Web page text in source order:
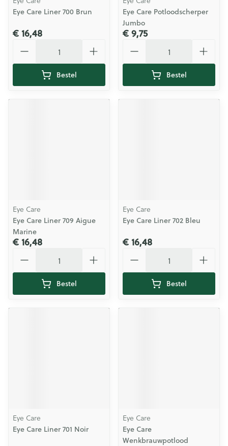
Eye Care Liner 700 Brun
€ 16,48
Bestel
Eye Care Potloodscherper
Jumbo
€ 9,75
Bestel
Eye Care
Eye Care Liner 709 Aigue
Marine
€ 16,48
Bestel
Eye Care
Eye Care Liner 702 Bleu
€ 16,48
Bestel
Eye Care
Eye Care Liner 701 Noir
Eye Care
Eye Care
Wenkbrauwpotlood